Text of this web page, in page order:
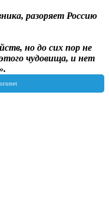
разоряет Россию
но до сих пор не
чудовища, и нет